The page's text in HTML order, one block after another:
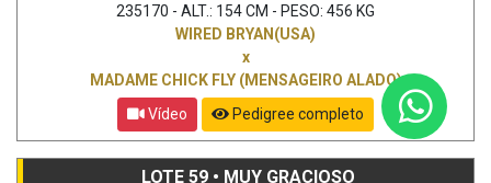
235170 - ALT.: 154 CM - PESO: 456 KG
WIRED BRYAN(USA)
x
MADAME CHICK FLY (MENSAGEIRO ALADO)
Vídeo
Pedigree completo
LOTE 59 • MUY GRACIOSO